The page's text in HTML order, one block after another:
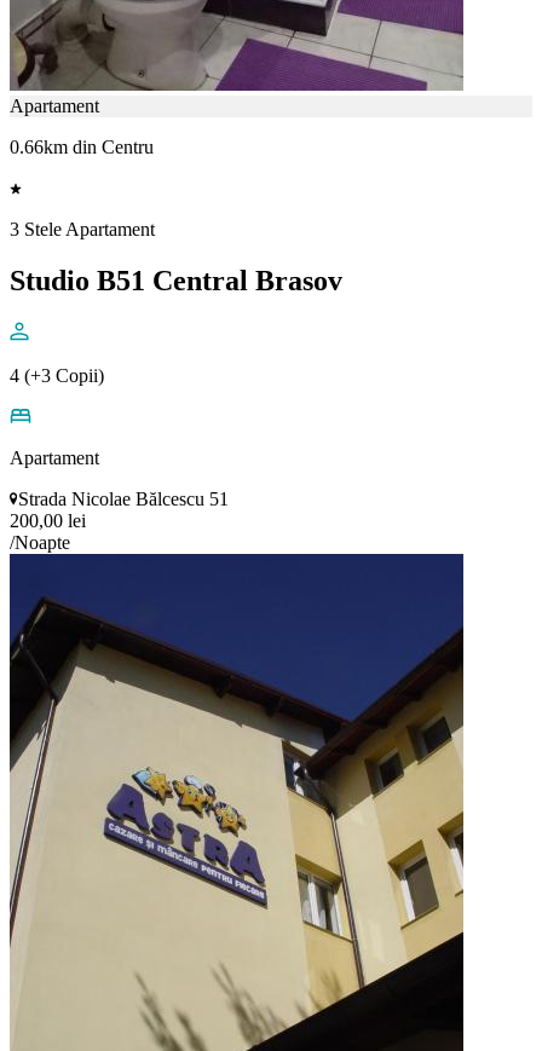
Apartament
0.66km din Centru
3 Stele Apartament
Studio B51 Central Brasov
4 (+3 Copii)
Apartament
Strada Nicolae Bălcescu 51
200,00 lei
/Noapte